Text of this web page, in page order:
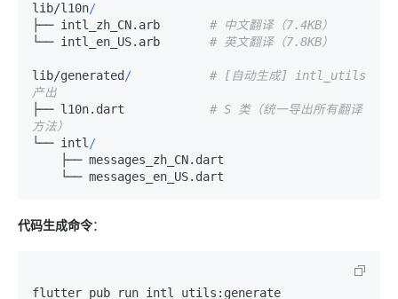
lib/l10n/
├── intl_zh_CN.arb # 中文翻译（7.4KB）
└── intl_en_US.arb # 英文翻译（7.8KB）
lib/generated /
# [自动生成] intl_utils
产出
├── l10n.dart # S 类（统一导出所有翻译
方法）
└── intl /
代码生成命令：